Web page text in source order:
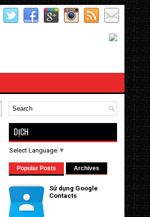
DỊCH
Select Language ▼
Popular Posts Archives
Sử dụng Google
Contacts